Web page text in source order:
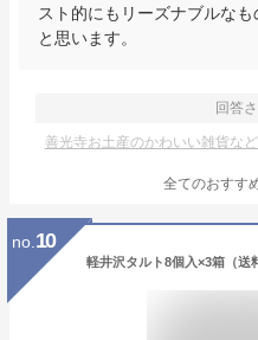
スト的にもリーズナブルな
と思います。
回答
善光寺お土産のかわいい雑貨な
全てのおすす
no. 10